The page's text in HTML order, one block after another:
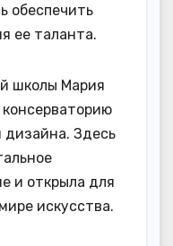
обеспечить
ее таланта.
школы Мария
дизайна. Здесь
и открыла для
искусства.